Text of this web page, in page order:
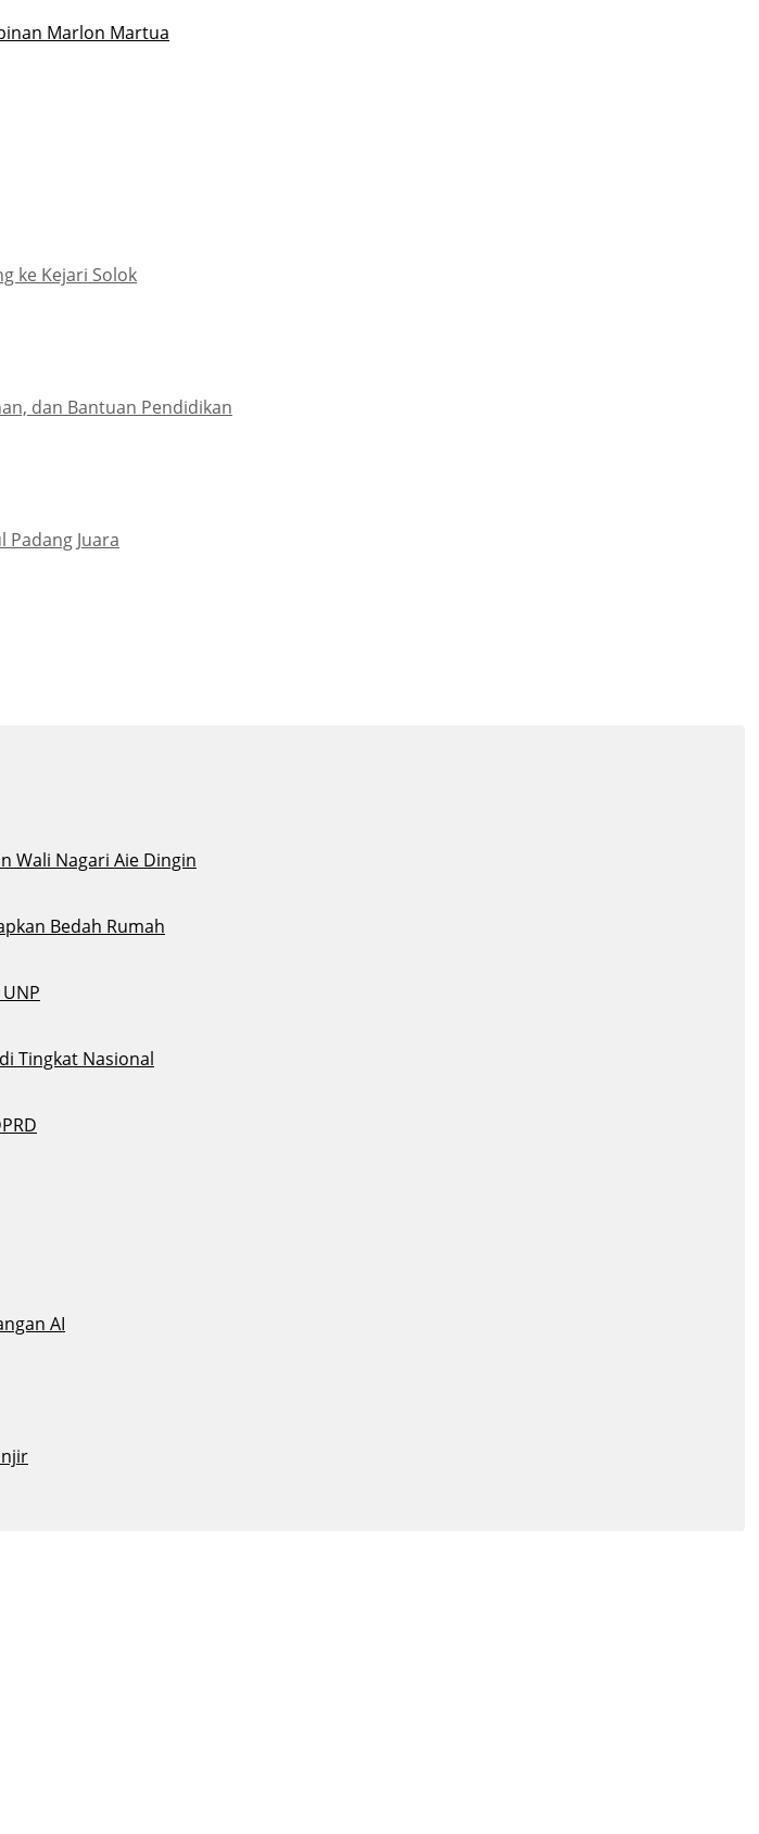
Marlon Martua
ke Kejari Solok
dan Bantuan Pendidikan
Padang Juara
Wali Nagari Aie Dingin
Bedah Rumah
Tingkat Nasional
AI